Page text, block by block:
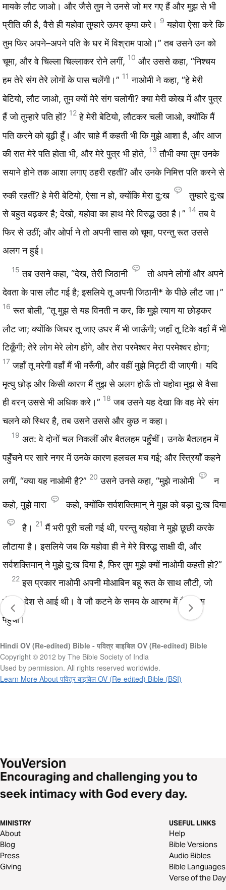
मायके लौट जाओ। और जैसे तुम ने उनसे जो मर गए हैं और मुझ से भी
प्रीति की है, वैसे ही यहोवा तुम्हारे ऊपर कृपा करे। 9 यहोवा ऐसा करे कि
तुम फिर अपने–अपने पति के घर में विश्राम पाओ।” तब उसने उन को
चूमा, और वे चिल्‍ला चिल्‍लाकर रोने लगीं, 10 और उससे कहा, “निश्‍चय
हम तेरे संग तेरे लोगों के पास चलेंगी।” 11 नाओमी ने कहा, “हे मेरी
बेटियो, लौट जाओ, तुम क्यों मेरे संग चलोगी? क्या मेरी कोख में और पुत्र
हैं जो तुम्हारे पति हों? 12 हे मेरी बेटियो, लौटकर चली जाओ, क्योंकि मैं
पति करने को बूढ़ी हूँ। और चाहे मैं कहती भी कि मुझे आशा है, और आज
की रात मेरे पति होता भी, और मेरे पुत्र भी होते, 13 तौभी क्या तुम उनके
सयाने होने तक आशा लगाए ठहरी रहतीं? और उनके निमित्त पति करने से
रुकी रहतीं? हे मेरी बेटियो, ऐसा न हो, क्योंकि मेरा दु:ख
तुम्हारे दु:ख
से बहुत बढ़कर है; देखो, यहोवा का हाथ मेरे विरुद्ध उठा है।” 14 तब वे
फिर से उठीं; और ओर्पा ने तो अपनी सास को चूमा, परन्तु रूत उससे
अलग न हुई।
15 तब उसने कहा, “देख, तेरी जिठानी
तो अपने लोगों और अपने
देवता के पास लौट गई है; इसलिये तू अपनी जिठानी* के पीछे लौट जा।”
16 रूत बोली, “तू मुझ से यह विनती न कर, कि मुझे त्याग या छोड़कर
लौट जा; क्योंकि जिधर तू जाए उधर मैं भी जाऊँगी; जहाँ तू टिके वहाँ मैं भी
टिकूँगी; तेरे लोग मेरे लोग होंगे, और तेरा परमेश्‍वर मेरा परमेश्‍वर होगा;
17 जहाँ तू मरेगी वहाँ मैं भी मरूँगी, और वहीं मुझे मिट्टी दी जाएगी। यदि
मृत्यु छोड़ और किसी कारण मैं तुझ से अलग होऊँ तो यहोवा मुझ से वैसा
ही वरन् उससे भी अधिक करे।” 18 जब उसने यह देखा कि वह मेरे संग
चलने को स्थिर है, तब उसने उससे और कुछ न कहा।
19 अत: वे दोनों चल निकलीं और बैतलहम पहुँचीं। उनके बैतलहम में
पहुँचने पर सारे नगर में उनके कारण हलचल मच गई; और स्त्रियाँ कहने
लगीं, “क्या यह नाओमी है?” 20 उसने उनसे कहा, “मुझे नाओमी न
कहो, मुझे मारा कहो, क्योंकि सर्वशक्‍तिमान् ने मुझ को बड़ा दु:ख दिया
है। 21 मैं भरी पूरी चली गई थी, परन्तु यहोवा ने मुझे छूछी करके
लौटाया है। इसलिये जब कि यहोवा ही ने मेरे विरुद्ध साक्षी दी, और
सर्वशक्‍तिमान् ने मुझे दु:ख दिया है, फिर तुम मुझे क्यों नाओमी कहती हो?”
22 इस प्रकार नाओमी अपनी मोआबिन बहू रूत के साथ लौटी, जो
मोआब देश से आई थी। वे जौ कटने के समय के आरम्भ में बैतलहम
पहुँचीं।
Hindi OV (Re-edited) Bible - पवित्र बाइबिल OV (Re-edited) Bible
Copyright © 2012 by The Bible Society of India
Used by permission. All rights reserved worldwide.
Learn More About पवित्र बाइबिल OV (Re-edited) Bible (BSI)
Encouraging and challenging you to
seek intimacy with God every day.
MINISTRY
About
Blog
Press
Giving
USEFUL LINKS
Help
Bible Versions
Audio Bibles
Bible Languages
Verse of the Day